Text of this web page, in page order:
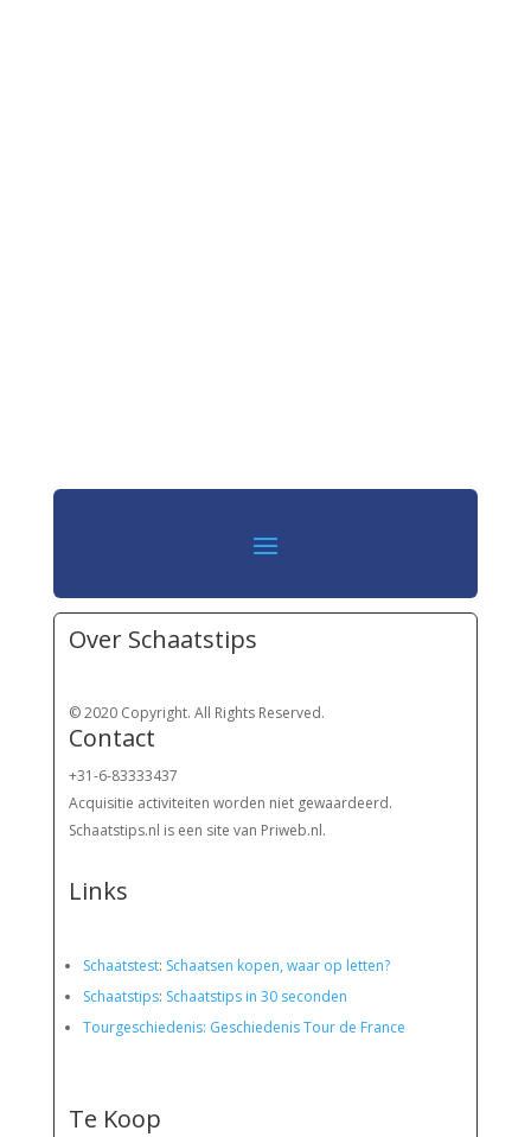
Over Schaatstips
© 2020 Copyright. All Rights Reserved.
Contact
+31-6-83333437
Acquisitie activiteiten worden niet gewaardeerd.
Schaatstips.nl is een site van Priweb.nl.
Links
Schaatstest: Schaatsen kopen, waar op letten?
Schaatstips: Schaatstips in 30 seconden
Tourgeschiedenis: Geschiedenis Tour de France
Te Koop